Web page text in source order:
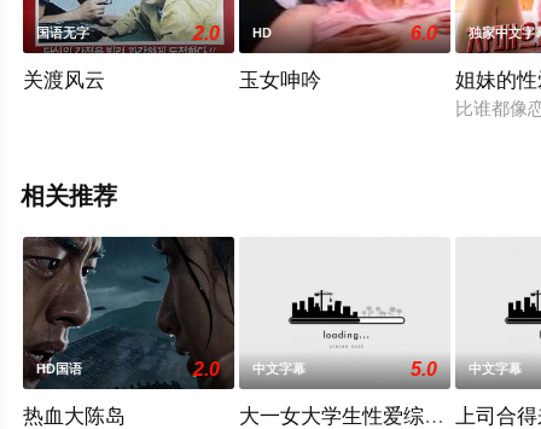
国语无字 2.0
关渡风云
HD 6.0
玉女呻吟
独家中文字
姐妹的
比谁都像
相关推荐
HD国语 2.0
热血大陈岛
中文字幕 5.0
大一女大学生性爱综艺视频
中文字幕
上司合